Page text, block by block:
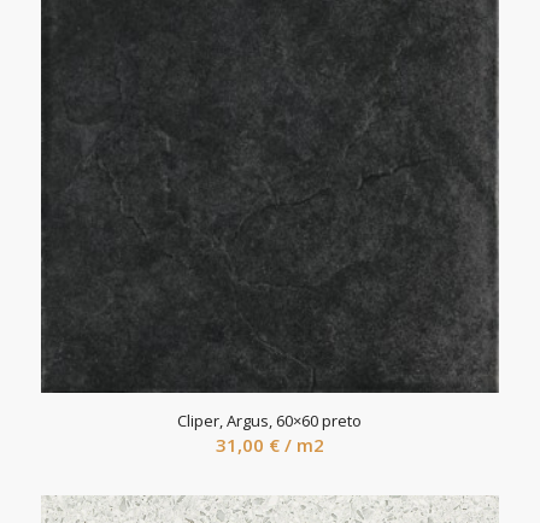
Cliper, Argus, 60×60 preto
31,00 € / m2